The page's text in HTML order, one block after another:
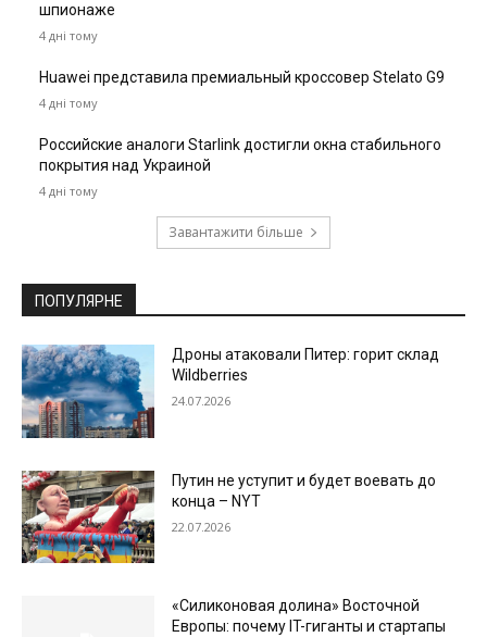
шпионаже
4 дні тому
Huawei представила премиальный кроссовер Stelato G9
4 дні тому
Российские аналоги Starlink достигли окна стабильного
покрытия над Украиной
4 дні тому
Завантажити більше
ПОПУЛЯРНЕ
Дроны атаковали Питер: горит склад
Wildberries
24.07.2026
Путин не уступит и будет воевать до
конца – NYT
22.07.2026
«Силиконовая долина» Восточной
Европы: почему IT-гиганты и стартапы